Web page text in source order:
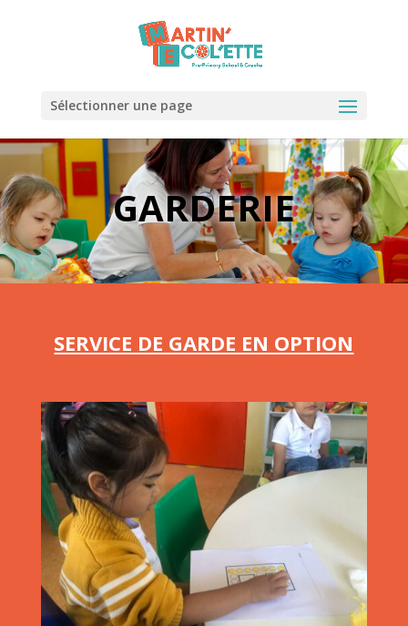
Sélectionner une page
GARDERIE
SERVICE DE GARDE EN OPTION